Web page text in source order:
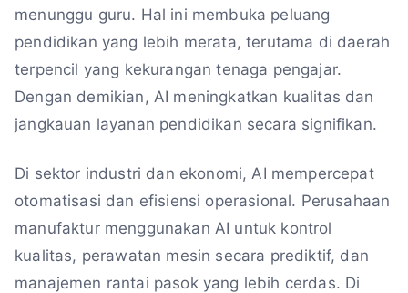
menunggu guru. Hal ini membuka peluang
pendidikan yang lebih merata, terutama di daerah
terpencil yang kekurangan tenaga pengajar.
Dengan demikian, AI meningkatkan kualitas dan
jangkauan layanan pendidikan secara signifikan.
Di sektor industri dan ekonomi, AI mempercepat
otomatisasi dan efisiensi operasional. Perusahaan
manufaktur menggunakan AI untuk kontrol
kualitas, perawatan mesin secara prediktif, dan
manajemen rantai pasok yang lebih cerdas. Di